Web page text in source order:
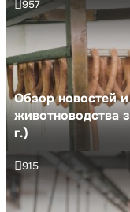
Обзор новостей
животноводства
г.)
957
915